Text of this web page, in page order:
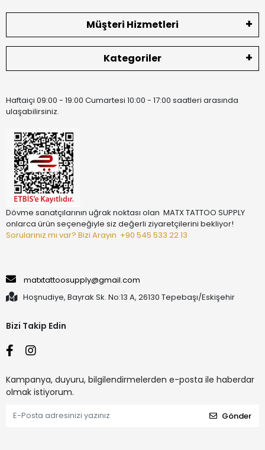
Müşteri Hizmetleri
Kategoriler
Haftaiçi 09:00 - 19:00 Cumartesi 10:00 - 17:00 saatleri arasında
ulaşabilirsiniz.
Dövme sanatçılarının uğrak noktası olan MATX TATTOO SUPPLY
onlarca ürün seçeneğiyle siz değerli ziyaretçilerini bekliyor!
Sorularınız mı var? Bizi Arayın +90 545 533 22 13
matxtattoosupply@gmail.com
Hoşnudiye, Bayrak Sk. No:13 A, 26130 Tepebaşı/Eskişehir
Bizi Takip Edin
Kampanya, duyuru, bilgilendirmelerden e-posta ile haberdar
olmak istiyorum.
Gönder